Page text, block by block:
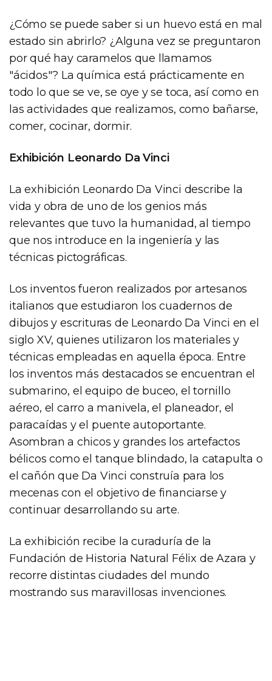
¿Cómo se puede saber si un huevo está en mal
estado sin abrirlo? ¿Alguna vez se preguntaron
por qué hay caramelos que llamamos
"ácidos"? La química está prácticamente en
todo lo que se ve, se oye y se toca, así como en
las actividades que realizamos, como bañarse,
comer, cocinar, dormir.
Exhibición Leonardo Da Vinci
La exhibición Leonardo Da Vinci describe la
vida y obra de uno de los genios más
relevantes que tuvo la humanidad, al tiempo
que nos introduce en la ingeniería y las
técnicas pictográficas.
Los inventos fueron realizados por artesanos
italianos que estudiaron los cuadernos de
dibujos y escrituras de Leonardo Da Vinci en el
siglo XV, quienes utilizaron los materiales y
técnicas empleadas en aquella época. Entre
los inventos más destacados se encuentran el
submarino, el equipo de buceo, el tornillo
aéreo, el carro a manivela, el planeador, el
paracaídas y el puente autoportante.
Asombran a chicos y grandes los artefactos
bélicos como el tanque blindado, la catapulta o
el cañón que Da Vinci construía para los
mecenas con el objetivo de financiarse y
continuar desarrollando su arte.
La exhibición recibe la curaduría de la
Fundación de Historia Natural Félix de Azara y
recorre distintas ciudades del mundo
mostrando sus maravillosas invenciones.